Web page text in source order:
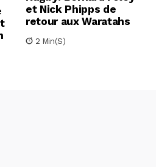
et Nick Phipps de
retour aux Waratahs
2 Min(s)